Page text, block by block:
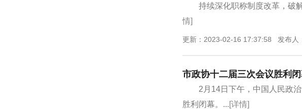
持续深化职称制度改革，破
情]
更新：2023-02-16 17:37:58 发布人
市政协十二届三次会议胜利
2月14日下午，中国人民政
胜利闭幕。...[详情]